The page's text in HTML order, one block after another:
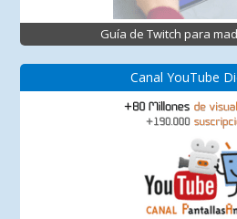
Guía de Twitch para
Canal YouTube